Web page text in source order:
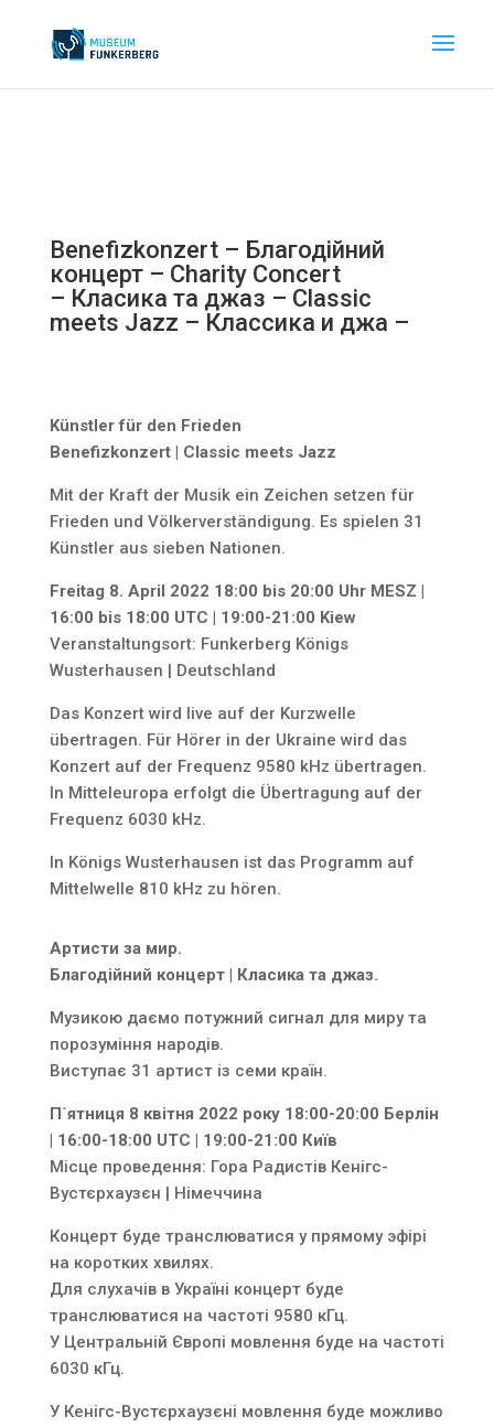
Benefizkonzert – Благодійний
концерт – Charity Concert
– Класика та джаз – Classic
meets Jazz – Классика и джа –
Künstler für den Frieden
Benefizkonzert | Classic meets Jazz
Mit der Kraft der Musik ein Zeichen setzen für
Frieden und Völkerverständigung. Es spielen 31
Künstler aus sieben Nationen.
Freitag 8. April 2022 18:00 bis 20:00 Uhr MESZ |
16:00 bis 18:00 UTC | 19:00-21:00 Kiew
Veranstaltungsort: Funkerberg Königs
Wusterhausen | Deutschland
Das Konzert wird live auf der Kurzwelle
übertragen. Für Hörer in der Ukraine wird das
Konzert auf der Frequenz 9580 kHz übertragen.
In Mitteleuropa erfolgt die Übertragung auf der
Frequenz 6030 kHz.
In Königs Wusterhausen ist das Programm auf
Mittelwelle 810 kHz zu hören.
Артисти за мир.
Благодійний концерт | Класика та джаз.
Музикою даємо потужний сигнал для миру та
порозуміння народів.
Виступає 31 артист із семи країн.
П´ятниця 8 квітня 2022 року 18:00-20:00 Берлін
| 16:00-18:00 UTC | 19:00-21:00 Київ
Місце проведення: Гора Радистів Кенігс-
Вустєрхаузєн | Німеччина
Концерт буде транслюватися у прямому эфірі
на коротких хвилях.
Для слухачів в Україні концерт буде
транслюватися на частоті 9580 кГц.
У Центральній Європі мовлення буде на частоті
6030 кГц.
У Кенігс-Вустєрхаузєні мовлення буде можливо